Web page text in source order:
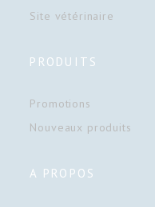
Site vétérinaire
PRODUITS
Promotions
Nouveaux produits
A PROPOS